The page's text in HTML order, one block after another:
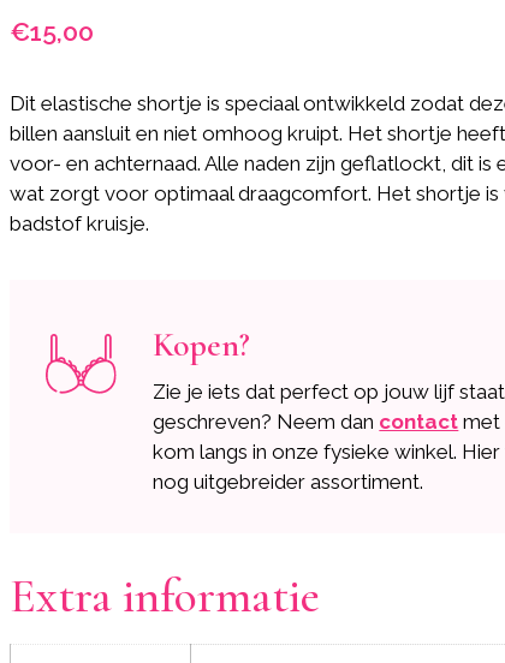
€15,00
Dit elastische shortje is speciaal ontwikkeld zodat
billen aansluit en niet omhoog kruipt. Het shortje
voor- en achternaad. Alle naden zijn geflatlockt, dit is
wat zorgt voor optimaal draagcomfort. Het shortje is
badstof kruisje.
Kopen?
Zie je iets dat perfect op jouw lijf staat
geschreven? Neem dan contact met
kom langs in onze fysieke winkel. Hier
nog uitgebreider assortiment.
Extra informatie